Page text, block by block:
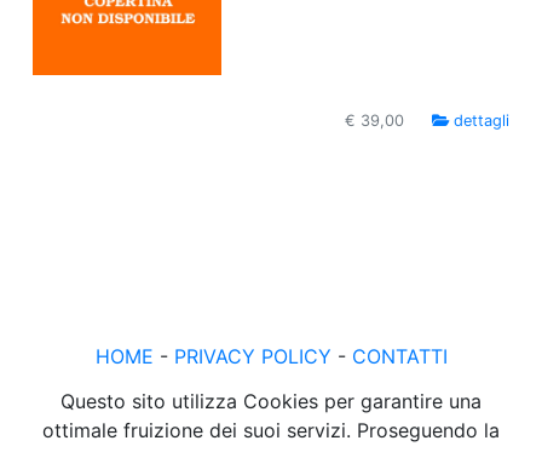
€ 39,00 dettagli
HOME - PRIVACY POLICY - CONTATTI
Questo sito utilizza Cookies per garantire una
ottimale fruizione dei suoi servizi. Proseguendo la